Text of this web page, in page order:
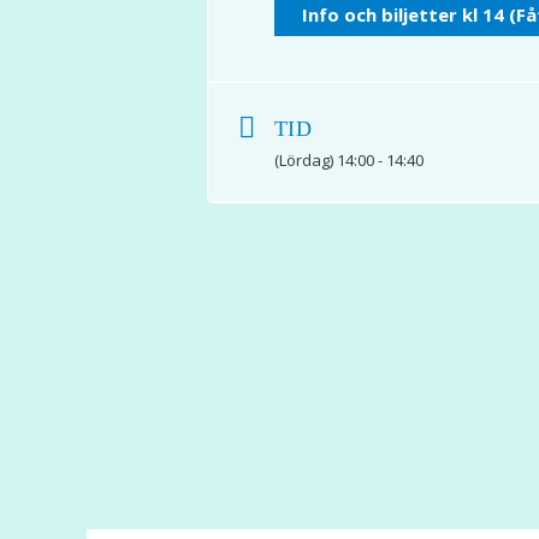
Info och biljetter kl 14
TID
(Lördag) 14:00 - 14:40